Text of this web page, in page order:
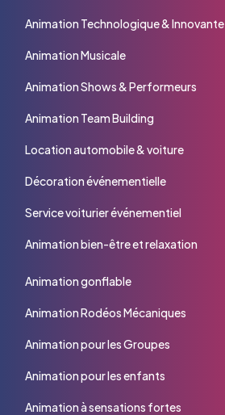
Animation Technologique & Innovante
Animation Musicale
Animation Shows & Performeurs
Animation Team Building
Location automobile & voiture
Décoration événementielle
Service voiturier événementiel
Animation bien-être et relaxation
Animation gonflable
Animation Rodéos Mécaniques
Animation pour les Groupes
Animation pour les enfants
Animation à sensations fortes